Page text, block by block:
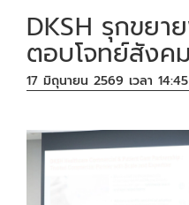
DKSH รุกขย
ตอบโจทย์สังค
17 มิถุนายน 2569 เวลา